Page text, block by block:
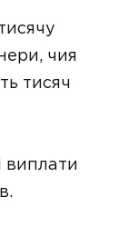
чия
тисяч
виплати